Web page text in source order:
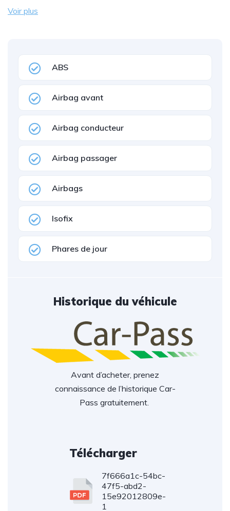
Voir plus
ABS
Airbag avant
Airbag conducteur
Airbag passager
Airbags
Isofix
Phares de jour
Historique du véhicule
Avant d’acheter, prenez
connaissance de l’historique Car-
Pass gratuitement.
Télécharger
7f666a1c-54bc-
47f5-abd2-
15e92012809e-
1